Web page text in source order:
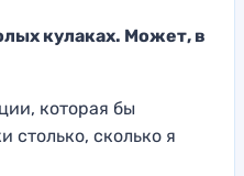
кулаках. Может, в
которая бы
столько, сколько я